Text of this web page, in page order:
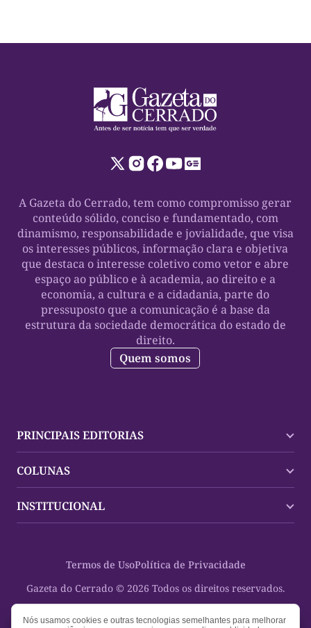
A Gazeta do Cerrado, tem como compromisso gerar
conteúdo sólido, conciso e fundamentado, com
dinamismo, responsabilidade e jovialidade, que visa
os interesses públicos, informação clara e objetiva
que destaca o interesse coletivo como vetor e abre
espaço ao público e à academia, ao direito e a
economia, a cultura e a cidadania, parte do
pressuposto que a comunicação é a base da
estrutura da sociedade democrática do estado de
direito.
Quem somos
PRINCIPAIS EDITORIAS
Palmas
Mundo
Oportunidades
Cultura
Saúde
Educação
COLUNAS
Policial
Planeta Vivo
Espaço Cidadania
Turistando Gazeta
Nosso Direito
INSTITUCIONAL
Gazeta do Cerrado © 2026 Todos os direitos reservados.
Termos de UsoPolítica de Privacidade
Nós usamos cookies e outras tecnologias semelhantes para melhorar